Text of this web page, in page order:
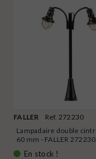
FALLER
Ref. 272230
Lampadaire double
60 mm - FALLER
En stock !